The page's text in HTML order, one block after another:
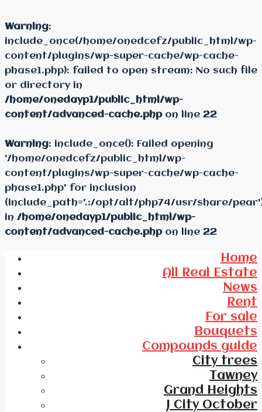
Warning:
include_once(/home/onedcefz/public_html/wp-
content/plugins/wp-super-cache/wp-cache-
phase1.php): failed to open stream: No such file
or directory in
/home/onedayp1/public_html/wp-
content/advanced-cache.phpon line 22
Warning: include_once(): Failed opening
'/home/onedcefz/public_html/wp-
content/plugins/wp-super-cache/wp-cache-
phase1.php' for inclusion
(include_path='.:/opt/alt/php74/usr/share/
in /home/onedayp1/public_html/wp-
content/advanced-cache.phpon line 22
Home
All Real Estate
News
Rent
For sale
Bouquets
Compounds guide
City trees
Tawney
Grand Heights
J City October